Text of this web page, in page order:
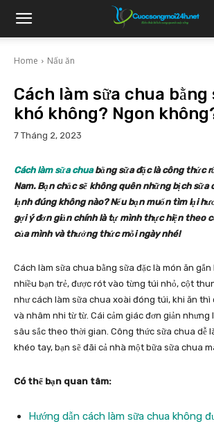
Home Nấu ăn
Cách làm sữa chua bằng
khó không? Ngon
7 Tháng 2, 2023
Cách làm sữa chuabằng sữa đặc là công thức
Nam. Bạn chắc sẽ không quên những bịch sữa
lạnh đúng không nào? Nếu bạn muốn tìm lại
gợi ý đơn giản chính là tự mình thực hiện theo
của mình và thưởng thức mỗi ngày nhé!
Cách làm sữa chua bằng sữa đặc là món ăn gắn
nhiều bạn trẻ, được rót vào từng túi nhỏ, cột
như cách làm sữa chua xoài đóng túi, khi ăn thì
và nhâm nhi từ từ. Cái cảm giác đơn giản nhưng
sâu sắc theo thời gian. Công thức sữa chua dễ
khéo tay, bạn sẽ đãi cả nhà một bữa sữa chua
Có thể bạn quan tâm:
Hướng dẫn cách làm sữa chua không